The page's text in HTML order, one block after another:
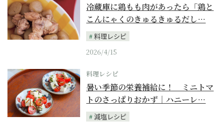
冷蔵庫に鶏もも肉があったら「鶏と
こんにゃくのきゅるきゅるだし…
料理レシピ
2026/4/15
料理レシピ
暑い季節の栄養補給に！ ミニトマ
トのさっぱりおかず｜ハニーレ…
減塩レシピ